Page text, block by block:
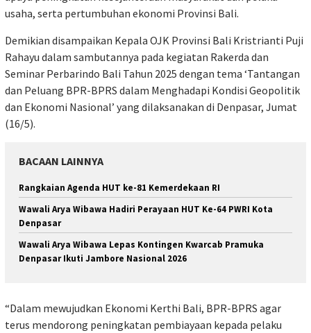
usaha, serta pertumbuhan ekonomi Provinsi Bali.
Demikian disampaikan Kepala OJK Provinsi Bali Kristrianti Puji
Rahayu dalam sambutannya pada kegiatan Rakerda dan
Seminar Perbarindo Bali Tahun 2025 dengan tema ‘Tantangan
dan Peluang BPR-BPRS dalam Menghadapi Kondisi Geopolitik
dan Ekonomi Nasional’ yang dilaksanakan di Denpasar, Jumat
(16/5).
BACAAN LAINNYA
Rangkaian Agenda HUT ke-81 Kemerdekaan RI
Wawali Arya Wibawa Hadiri Perayaan HUT Ke-64 PWRI Kota
Denpasar
Wawali Arya Wibawa Lepas Kontingen Kwarcab Pramuka
Denpasar Ikuti Jambore Nasional 2026
“Dalam mewujudkan Ekonomi Kerthi Bali, BPR-BPRS agar
terus mendorong peningkatan pembiayaan kepada pelaku